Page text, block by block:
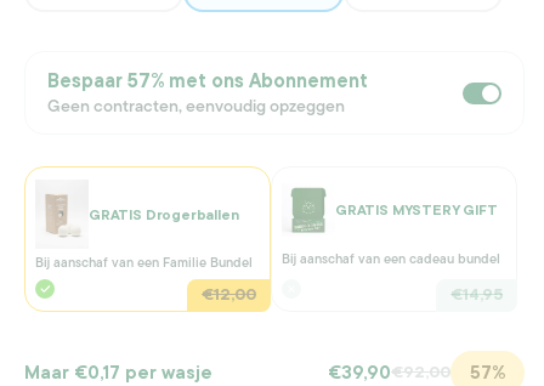
Bespaar 57% met ons Abonnement
Geen contracten, eenvoudig opzeggen
€12,00
GRATIS Drogerballen
Bij aanschaf van een Familie Bundel
€14,95
GRATIS MYSTERY GIFT
Bij aanschaf van een cadeau bundel
Maar €0,17 per wasje €39,90€92,00 57%